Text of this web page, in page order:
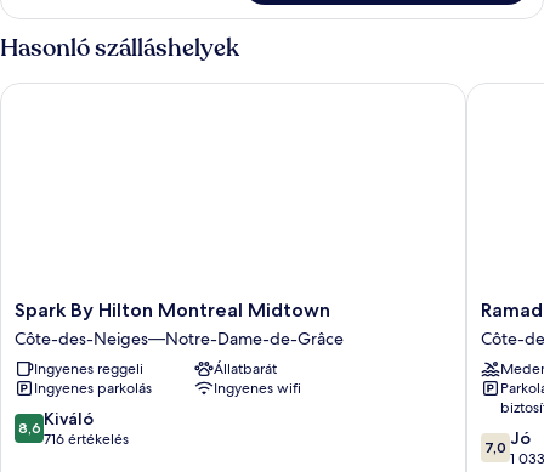
franciaágy
(nagyméretű)
franciaágy
további
részletei
Hasonló szálláshelyek
Spark
By
Hilton
Montreal
Midtown
Côte-
des-
Spark By Hilton Montreal Midtown
Côte-des-Neiges—Notre-Dame-de-Grâce
Ingyenes reggeli
Állatbarát
Ingyenes parkolás
Ingyenes wifi
8.6
ennyiből:
8,6 Kiváló
716 értékelés
Spark By Hilton Montreal Midtown
Ramada
Plaza
by
Côte-
des-
Neiges
Côte-
7.0
7,0 Jó
1